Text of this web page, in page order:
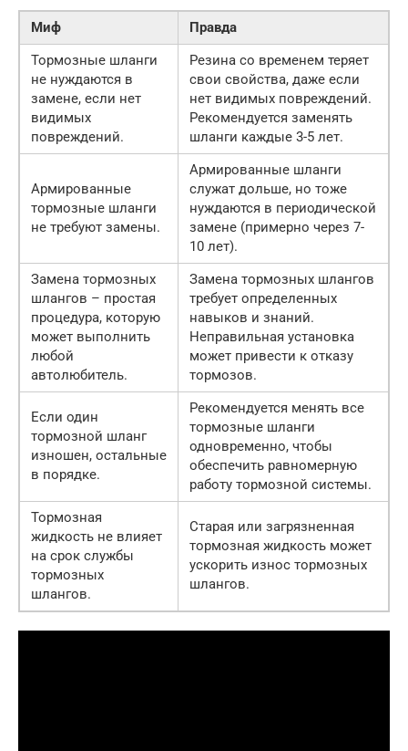
Миф
Правда
Тормозные шланги
не нуждаются в
замене, если нет
видимых
повреждений.
Резина со временем теряет
свои свойства, даже если
нет видимых повреждений.
Рекомендуется заменять
шланги каждые 3-5 лет.
Армированные
тормозные шланги
не требуют замены.
Армированные шланги
служат дольше, но тоже
нуждаются в периодической
замене (примерно через 7-
10 лет).
Замена тормозных
шлангов – простая
процедура, которую
может выполнить
любой
автолюбитель.
Замена тормозных шлангов
требует определенных
навыков и знаний.
Неправильная установка
может привести к отказу
тормозов.
Если один
тормозной шланг
изношен, остальные
в порядке.
Рекомендуется менять все
тормозные шланги
одновременно, чтобы
обеспечить равномерную
работу тормозной системы.
Тормозная
жидкость не влияет
на срок службы
тормозных
шлангов.
Старая или загрязненная
тормозная жидкость может
ускорить износ тормозных
шлангов.